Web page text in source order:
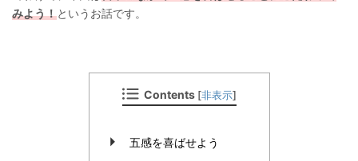
みよう！というお話です。
Contents [非表示]
五感を喜ばせよう